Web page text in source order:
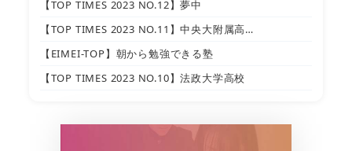
【TOP TIMES 2023 NO.12】夢中
【TOP TIMES 2023 NO.11】中央大附属高…
【EIMEI-TOP】朝から勉強できる塾
【TOP TIMES 2023 NO.10】法政大学高校